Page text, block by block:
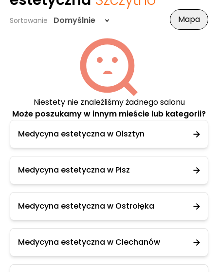
Sortowanie Domyślnie Mapa
Niestety nie znaleźliśmy żadnego salonu
Może poszukamy w innym mieście lub kategorii?
Medycyna estetyczna w Olsztyn
Medycyna estetyczna w Pisz
Medycyna estetyczna w Ostrołęka
Medycyna estetyczna w Ciechanów